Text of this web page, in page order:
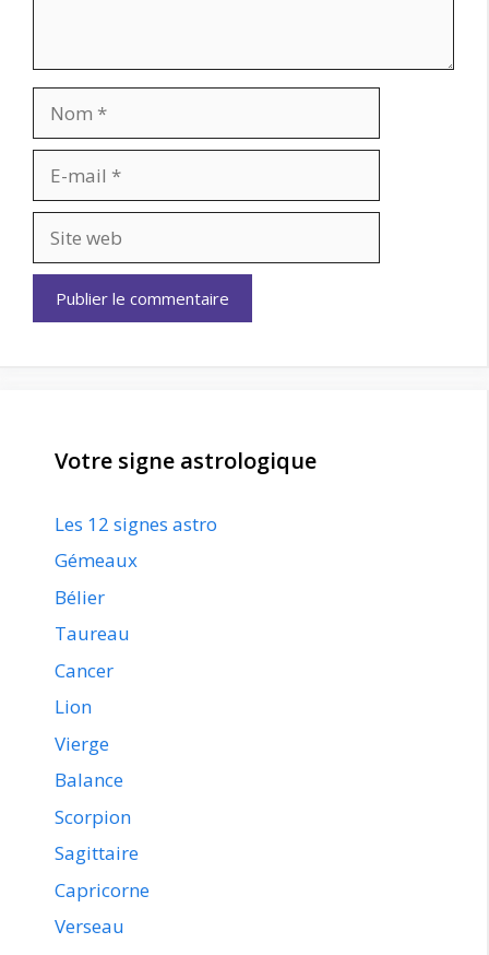
mail
web
Votre signe astrologique
Les 12 signes astro
Gémeaux
Bélier
Taureau
Cancer
Lion
Vierge
Balance
Scorpion
Sagittaire
Capricorne
Verseau